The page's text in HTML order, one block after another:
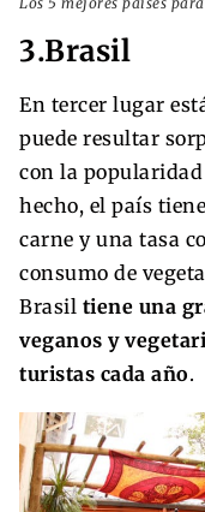
3.Brasil
En tercer lugar
puede resultar
con la
hecho, el país
carne y una tasa
consumo de
Brasil tiene una
veganos y
turistas cada año.